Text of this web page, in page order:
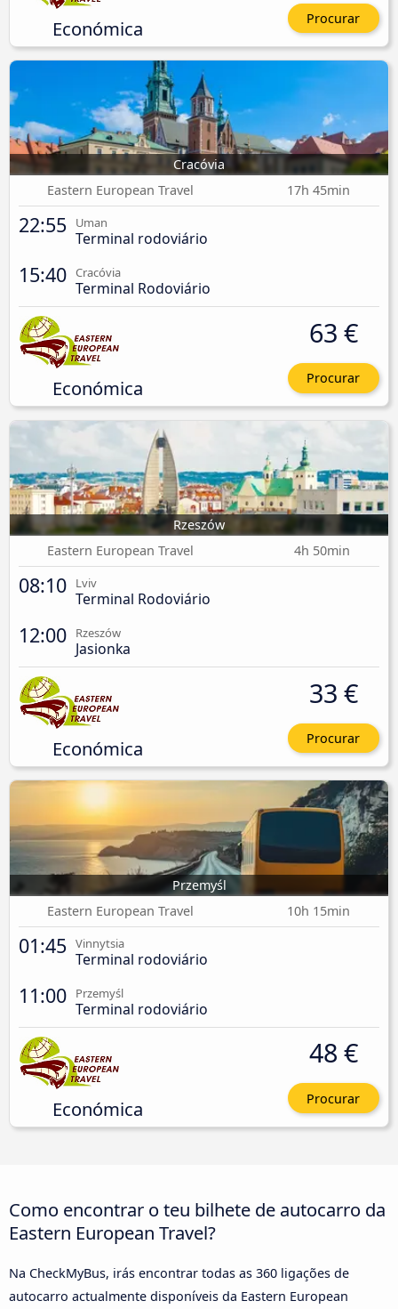
Económica Procurar
Cracóvia
Eastern European Travel
17h 45min
22:55 Uman
Terminal rodoviário
15:40 Cracóvia
Terminal Rodoviário
Económica
63 €
Procurar
Rzeszów
Eastern European Travel
4h 50min
08:10 Lviv
Terminal Rodoviário
12:00 Rzeszów
Jasionka
Económica
33 €
Procurar
Przemyśl
Eastern European Travel
10h 15min
01:45 Vinnytsia
Terminal rodoviário
11:00 Przemyśl
Terminal rodoviário
Económica
48 €
Procurar
Como encontrar o teu bilhete de autocarro da
Eastern European Travel?
Na CheckMyBus, irás encontrar todas as 360 ligações de
autocarro actualmente disponíveis da Eastern European